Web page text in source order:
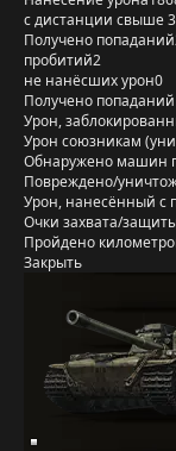
с дистанции свыше
Получено попаданий
пробитий2
не нанёсших урон0
Получено
Урон,
Урон союзникам
Обнаружено машин
Повреждено/
Урон, нанесённый с
Очки захвата/
Пройдено
Закрыть